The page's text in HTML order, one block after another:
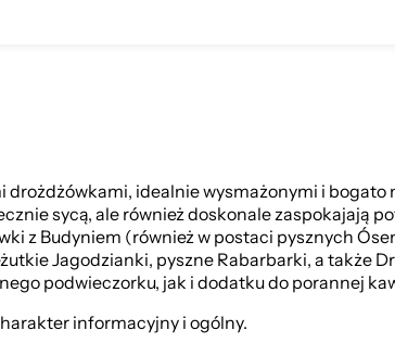
drożdżówkami, idealnie wysmażonymi i
sycą, ale również doskonale zaspokajają
z Budyniem (również w postaci pysznych
Jagodzianki, pyszne Rabarbarki, a także
podwieczorku, jak i dodatku do porannej
informacyjny i ogólny.